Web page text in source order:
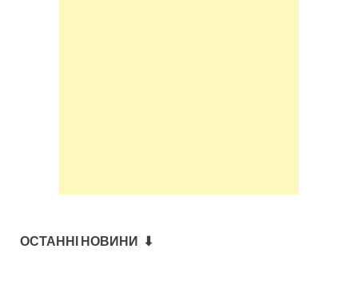
ОСТАННІ НОВИНИ ⬇